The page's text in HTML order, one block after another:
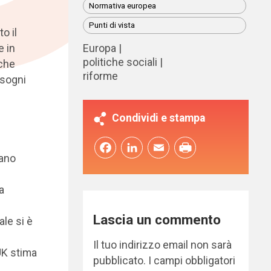
il
in
si è
stima
Normativa europea
Punti di vista
Europa
politiche sociali
riforme
Condividi e stampa
FacebookLinkedInEmail
Lascia un commento
Il tuo indirizzo email non sarà
pubblicato.
I campi obbligatori